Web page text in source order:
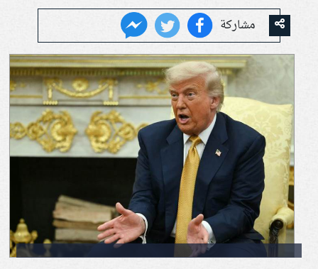
مشاركة